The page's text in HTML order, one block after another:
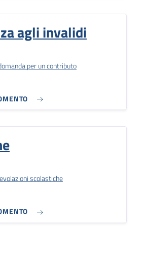
agli invalidi
per un contributo
scolastiche